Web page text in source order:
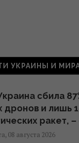
УКРАИНЫ И
сбила
дронов и лишь
ракет, –
08 августа 2026